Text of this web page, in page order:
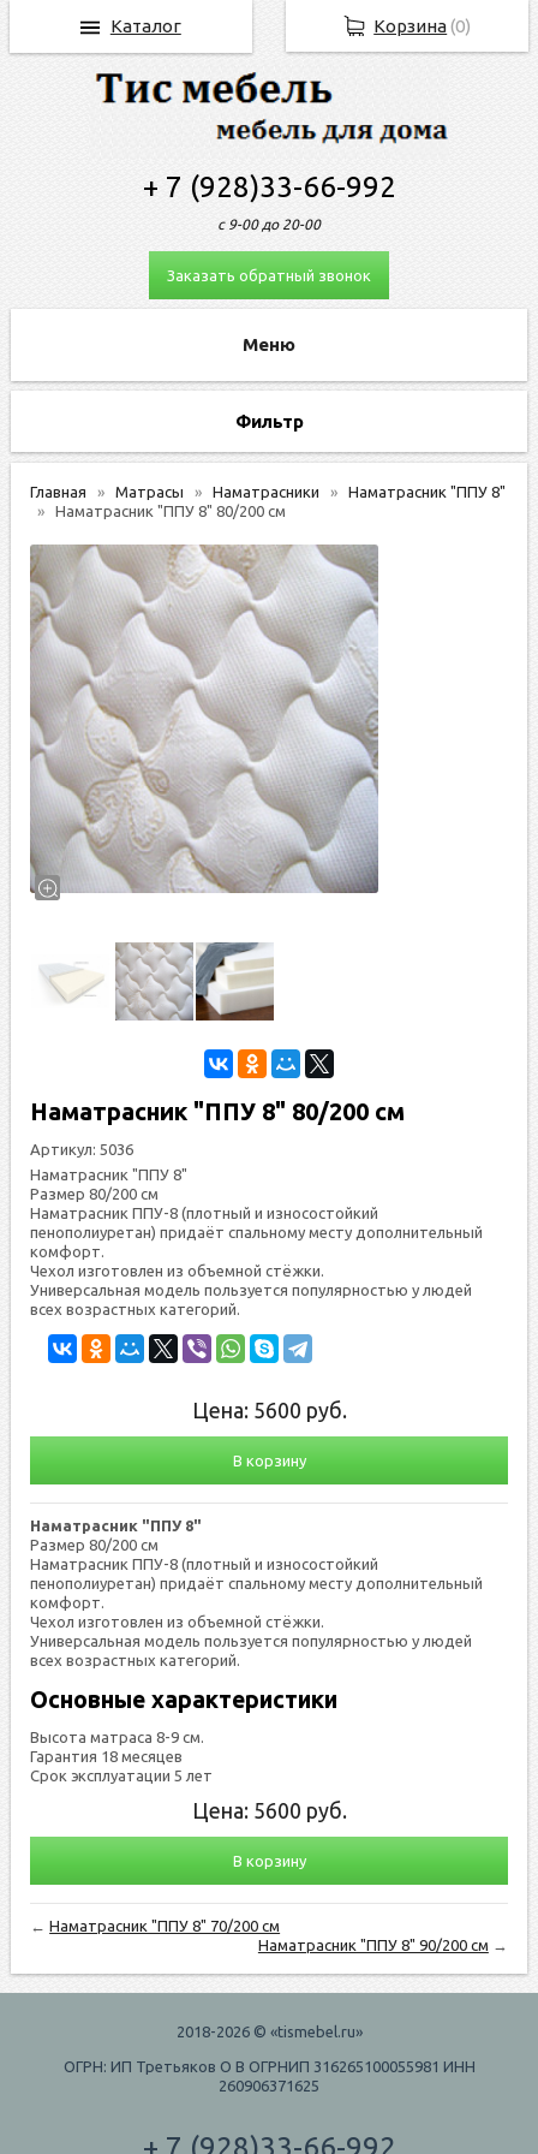
+ 7 (928)33-66-992
с 9-00 до 20-00
Заказать обратный звонок
Фильтр
Главная Матрасы Наматрасники
Наматрасник "ППУ 8"
Наматрасник "ППУ 8" 80/200 см
Наматрасник "ППУ 8" 80/200 см
Артикул:5036
Наматрасник "ППУ 8"
Размер 80/200 см
Наматрасник ППУ-8 (плотный и износостойкий
пенополиуретан) придаёт спальному месту дополнительный
комфорт.
Чехол изготовлен из объемной стёжки.
Универсальная модель пользуется популярностью у людей
всех возрастных категорий.
Цена: 5600 руб.
В корзину
Наматрасник "ППУ 8"
Размер 80/200 см
Наматрасник ППУ-8 (плотный и износостойкий
пенополиуретан) придаёт спальному месту дополнительный
комфорт.
Чехол изготовлен из объемной стёжки.
Универсальная модель пользуется популярностью у людей
всех возрастных категорий.
Основные характеристики
Высота матраса 8-9 см.
Гарантия 18 месяцев
Срок эксплуатации 5 лет
Цена: 5600 руб.
В корзину
←Наматрасник "ППУ 8" 70/200 см
Наматрасник "ППУ 8" 90/200 см →
2018-2026 © «tismebel.ru»
ОГРН: ИП Третьяков О В ОГРНИП 316265100055981 ИНН
260906371625
+ 7 (928)33-66-992
Корзина(0)
Каталог